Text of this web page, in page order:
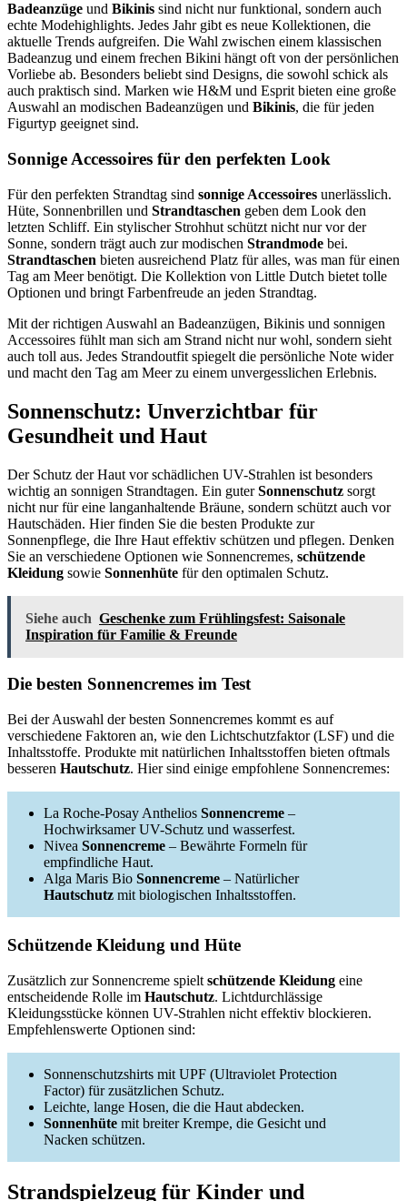
Badeanzüge und Bikinis sind nicht nur funktional, sondern auch
echte Modehighlights. Jedes Jahr gibt es neue Kollektionen, die
aktuelle Trends aufgreifen. Die Wahl zwischen einem klassischen
Badeanzug und einem frechen Bikini hängt oft von der persönlichen
Vorliebe ab. Besonders beliebt sind Designs, die sowohl schick als
auch praktisch sind. Marken wie H&M und Esprit bieten eine große
Auswahl an modischen Badeanzügen und Bikinis, die für jeden
Figurtyp geeignet sind.
Sonnige Accessoires für den perfekten Look
Für den perfekten Strandtag sind sonnige Accessoires unerlässlich.
Hüte, Sonnenbrillen und Strandtaschen geben dem Look den
letzten Schliff. Ein stylischer Strohhut schützt nicht nur vor der
Sonne, sondern trägt auch zur modischen Strandmode bei.
Strandtaschen bieten ausreichend Platz für alles, was man für einen
Tag am Meer benötigt. Die Kollektion von Little Dutch bietet tolle
Optionen und bringt Farbenfreude an jeden Strandtag.
Mit der richtigen Auswahl an Badeanzügen, Bikinis und sonnigen
Accessoires fühlt man sich am Strand nicht nur wohl, sondern sieht
auch toll aus. Jedes Strandoutfit spiegelt die persönliche Note wider
und macht den Tag am Meer zu einem unvergesslichen Erlebnis.
Sonnenschutz: Unverzichtbar für
Gesundheit und Haut
Der Schutz der Haut vor schädlichen UV-Strahlen ist besonders
wichtig an sonnigen Strandtagen. Ein guterSonnenschutz sorgt
nicht nur für eine langanhaltende Bräune, sondern schützt auch vor
Hautschäden. Hier finden Sie die besten Produkte zur
Sonnenpflege, die Ihre Haut effektiv schützen und pflegen. Denken
Sie an verschiedene Optionen wie Sonnencremes, schützende
Kleidung sowie Sonnenhüte für den optimalen Schutz.
Siehe auch Geschenke zum Frühlingsfest: Saisonale
Inspiration für Familie & Freunde
Die besten Sonnencremes im Test
Bei der Auswahl der besten Sonnencremes kommt es auf
verschiedene Faktoren an, wie den Lichtschutzfaktor (LSF) und die
Inhaltsstoffe. Produkte mit natürlichen Inhaltsstoffen bieten oftmals
besseren Hautschutz. Hier sind einige empfohlene Sonnencremes:
La Roche-Posay Anthelios Sonnencreme –
Hochwirksamer UV-Schutz und wasserfest.
Nivea Sonnencreme – Bewährte Formeln für
empfindliche Haut.
Alga Maris Bio Sonnencreme – Natürlicher
Hautschutz mit biologischen Inhaltsstoffen.
Schützende Kleidung und Hüte
Zusätzlich zur Sonnencreme spielt schützende Kleidung eine
entscheidende Rolle im Hautschutz. Lichtdurchlässige
Kleidungsstücke können UV-Strahlen nicht effektiv blockieren.
Empfehlenswerte Optionen sind:
Sonnenschutzshirts mit UPF (Ultraviolet Protection
Factor) für zusätzlichen Schutz.
Leichte, lange Hosen, die die Haut abdecken.
Sonnenhüte mit breiter Krempe, die Gesicht und
Nacken schützen.
Strandspielzeug für Kinder und